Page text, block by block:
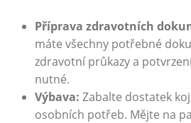
Příprava zdravotních
máte všechny potřebné
zdravotní průkazy a
nutné.
Výbava: Zabalte dostatek
osobních potřeb. Mějte na